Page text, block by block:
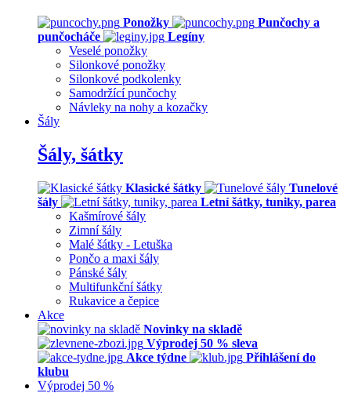
Ponožky
Punčochy a
punčocháče
Legíny
Veselé ponožky
Silonkové ponožky
Silonkové podkolenky
Samodržící punčochy
Návleky na nohy a kozačky
Šály
Šály, šátky
Klasické šátky
Tunelové
šály
Letní šátky, tuniky, parea
Kašmírové šály
Zimní šály
Malé šátky - Letuška
Pončo a maxi šály
Pánské šály
Multifunkční šátky
Rukavice a čepice
Akce
Novinky na skladě
Výprodej 50 % sleva
Akce týdne
Přihlášení do
klubu
Výprodej 50 %